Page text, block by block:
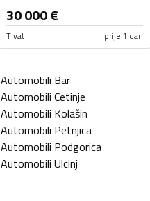
30 000€
Tivat prije 1 dan
Automobili Bar
Automobili Cetinje
Automobili Kolašin
Automobili Petnjica
Automobili Podgorica
Automobili Ulcinj